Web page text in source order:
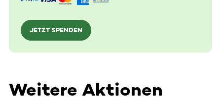
JETZT SPENDEN
Weitere Aktionen